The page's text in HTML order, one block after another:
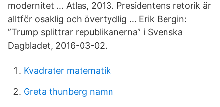
modernitet … Atlas, 2013. Presidentens retorik är
alltför osaklig och övertydlig … Erik Bergin:
”Trump splittrar republikanerna” i Svenska
Dagbladet, 2016-03-02.
Kvadrater matematik
Greta thunberg namn